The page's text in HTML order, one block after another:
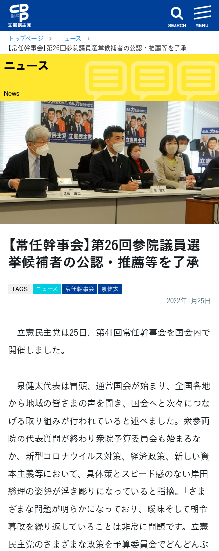
search
トップページ
ニュース
【常任幹事会】第26回参院議員選挙候補者の公認・推薦等を了承
ニュース
News
【常任幹事会】第26回参院議員選
挙候補者の公認・推薦等を了承
TAGS ニュース 常任幹事会 泉健太
2022年1月25日
立憲民主党は25日、第41回常任幹事会を国会内で
開催しました。
泉健太代表は冒頭、通常国会が始まり、全国各地
から地域の皆さまの声を聞き、国会へと次々につな
げる取り組みが行われていると述べました。衆参両
院の代表質問が終わり衆院予算委員会も始まるな
か、新型コロナウイルス対策、経済政策、新しい資
本主義等において、具体策とスピード感のない岸田
総理の姿勢が浮き彫りになっていると指摘。「さま
ざまな問題が明らかになっており、曖昧そして朝令
暮改を繰り返していることは非常に問題です。立憲
民主党のさまざまな政策を予算委員会でどんどんぶ